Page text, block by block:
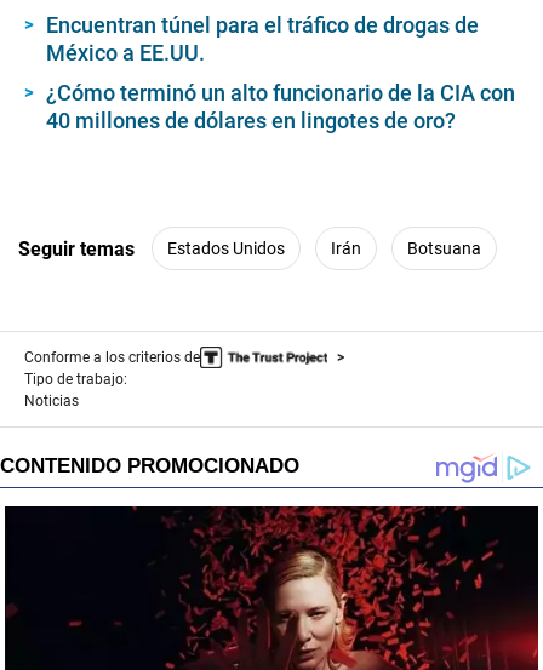
Encuentran túnel para el tráfico de drogas de
México a EE.UU.
¿Cómo terminó un alto funcionario de la CIA con
40 millones de dólares en lingotes de oro?
Seguir temas Estados Unidos Irán Botsuana
Conforme a los criterios de
Tipo de trabajo:
Noticias